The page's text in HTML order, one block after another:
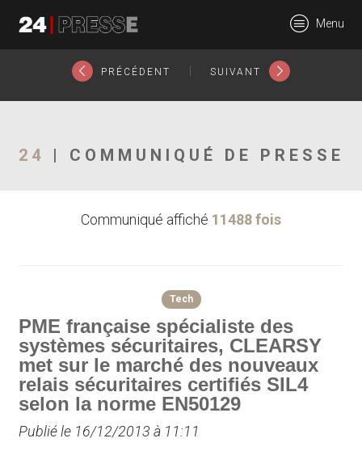
24Presse -
Communiqués de
Menu
PRÉCÉDENT SUIVANT
24 | COMMUNIQUÉ DE PRESSE
Communiqué affiché 11488 fois
Tech
PME française spécialiste des
systèmes sécuritaires, CLEARSY
met sur le marché des nouveaux
relais sécuritaires certifiés SIL4
selon la norme EN50129
Publié le 16/12/2013 à 11:11